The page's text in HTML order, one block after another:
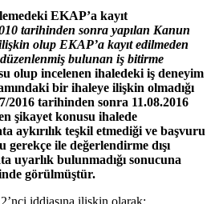
EKAP’a kayıt
tarihinden sonra yapılan Kanun
olup EKAP’a kayıt edilmeden
bulunan iş bitirme
olup incelenen ihaledeki iş deneyim
bir ihaleye ilişkin olmadığı
7/2016 tarihinden sonra 11.08.2016
şikayet konusu ihalede
aykırılık teşkil etmediği ve başvuru
gerekçe ile değerlendirme dışı
uyarlık bulunmadığı sonucuna
görülmüştür.
iddiasına ilişkin olarak: